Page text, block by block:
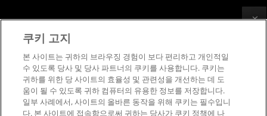
이사위원회
거버넌스 문서
SEC 신고서
상표
공급망 투명성
공정 및 공개 경쟁
영국 세금 전략
쿠키 정책
쿠키 고지
본 사이트는 귀하의 브라우징 경험이 보다 편리하고 개인적일
수 있도록 당사 및 당사 파트너의 쿠키를 사용합니다. 쿠키는
귀하를 위한 당 사이트의 효율성 및 관련성을 개선하는 데 도
움이 될 수 있도록 귀하 컴퓨터의 유용한 정보를 저장합니다.
일부 사례에서, 사이트의 올바른 동작을 위해 쿠키는 필수입니
다. 본 사이트에 접속함으로써 귀하는 당사가 쿠키 정책에 나